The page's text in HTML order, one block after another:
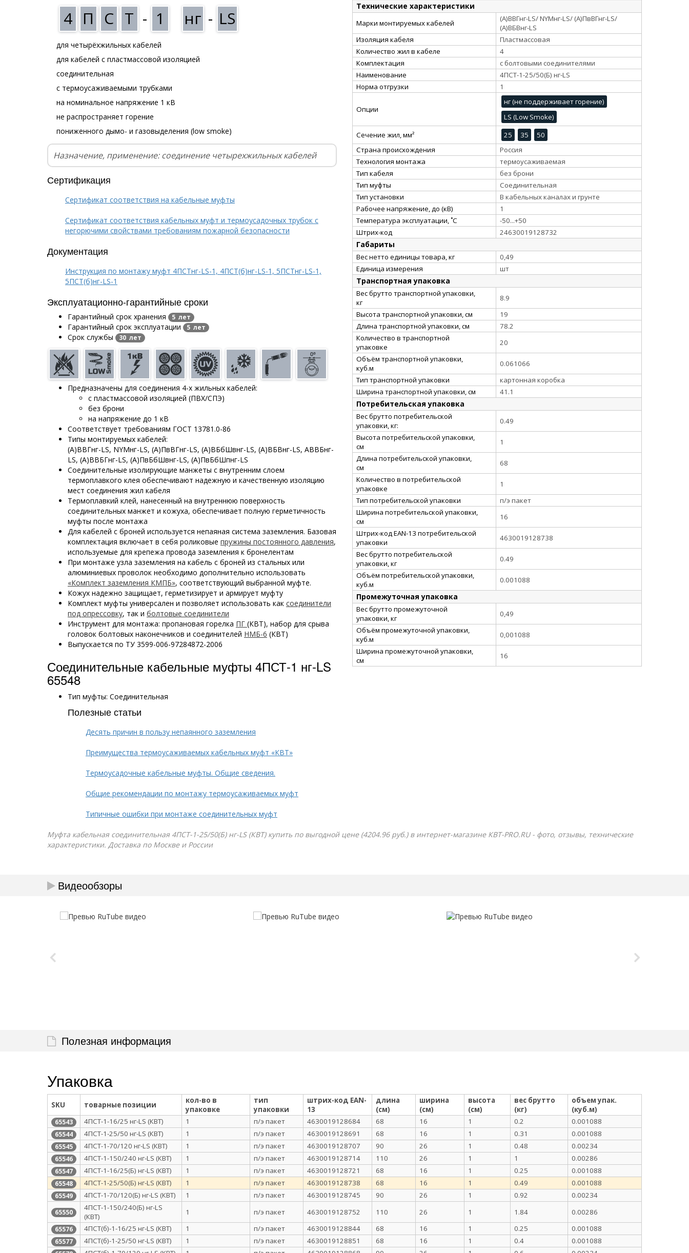
4 П С Т - 1 нг - LS
для четырёхжильных кабелей
для кабелей с пластмассовой изоляцией
соединительная
с термоусаживаемыми трубками
на номинальное напряжение 1 кВ
не распространяет горение
пониженного дымо- и газовыделения (low smoke)
Назначение, применение: соединение четырехжильных кабелей
Сертификация
Сертификат соответствия на кабельные муфты
Сертификат соответствия кабельных муфт и термоусадочных трубок с
негорючими свойствами требованиям пожарной безопасности
Документация
Инструкция по монтажу муфт 4ПСТнг-LS-1, 4ПСТ(б)нг-LS-1, 5ПСТнг-LS-1,
5ПСТ(б)нг-LS-1
Эксплуатационно-гарантийные сроки
Гарантийный срок хранения 5 лет
Гарантийный срок эксплуатации 5 лет
Срок службы 30 лет
Предназначены для соединения 4-х жильных кабелей:
с пластмассовой изоляцией (ПВХ/СПЭ)
без брони
на напряжение до 1 кВ
Соответствует требованиям ГОСТ 13781.0-86
Типы монтируемых кабелей:
(А)ВВГнг-LS, NYMнг-LS, (А)ПвВГнг-LS, (А)ВБбШвнг-LS, (А)ВБВнг-LS, АВВБнг-
LS, (А)ВВБГнг-LS, (А)ПвБбШвнг-LS, (А)ПвБбШпнг-LS
Соединительные изолирующие манжеты с внутренним слоем
термоплавкого клея обеспечивают надежную и качественную изоляцию
мест соединения жил кабеля
Термоплавкий клей, нанесенный на внутреннюю поверхность
соединительных манжет и кожуха, обеспечивает полную герметичность
муфты после монтажа
Для кабелей с броней используется непаяная система заземления. Базовая
комплектация включает в себя роликовые пружины постоянного давления,
используемые для крепежа провода заземления к бронелентам
При монтаже узла заземления на кабель с броней из стальных или
алюминиевых проволок необходимо дополнительно использовать
«Комплект заземления КМПБ», соответствующий выбранной муфте.
Кожух надежно защищает, герметизирует и армирует муфту
Комплект муфты универсален и позволяет использовать как соединители
под опрессовку, так и болтовые соединители
Инструмент для монтажа: пропановая горелка ПГ (КВТ), набор для срыва
головок болтовых наконечников и соединителей НМБ-6 (КВТ)
Выпускается по ТУ 3599-006-97284872-2006
Соединительные кабельные муфты 4ПСТ-1 нг-LS
65548
Тип муфты: Соединительная
Полезные статьи
Десять причин в пользу непаянного заземления
Преимущества термоусаживаемых кабельных муфт «КВТ»
Термоусадочные кабельные муфты. Общие сведения.
Общие рекомендации по монтажу термоусаживаемых муфт
Типичные ошибки при монтаже соединительных муфт
Технические характеристики
Марки монтируемых кабелей
(А)ВВГнг-LS/ NYMнг-LS/ (А)ПвВГнг-LS/
(А)ВБВнг-LS
Изоляция кабеля
Пластмассовая
Количество жил в кабеле
4
Комплектация
с болтовыми соединителями
Наименование
4ПСТ-1-25/50(Б) нг-LS
Норма отгрузки
1
Опции
нг (не поддерживает горение)
LS (Low Smoke)
Сечение жил, мм²
25 35
50
Страна происхождения
Россия
Технология монтажа
термоусаживаемая
Тип кабеля
без брони
Тип муфты
Соединительная
Тип установки
В кабельных каналах и грунте
Рабочее напряжение, до (кВ)
1
Температура эксплуатации, ˚С
-50...+50
Штрих-код
24630019128732
Габариты
Вес нетто единицы товара, кг
0,49
Единица измерения
шт
Транспортная упаковка
Вес брутто транспортной упаковки,
кг
8.9
Высота транспортной упаковки, см
19
Длина транспортной упаковки, см
78.2
Количество в транспортной
упаковке
20
Объём транспортной упаковки,
куб.м
0.061066
Тип транспортной упаковки
картонная коробка
Ширина транспортной упаковки, см
41.1
Потребительская упаковка
Вес брутто потребительской
упаковки, кг:
0.49
Высота потребительской упаковки,
см
1
Длина потребительской упаковки,
см
68
Количество в потребительской
упаковке
1
Тип потребительской упаковки
п/э пакет
Ширина потребительской упаковки,
см
16
Штрих-код EAN-13 потребительской
упаковки
4630019128738
Вес брутто потребительской
упаковки, кг
0.49
Объём потребительской упаковки,
куб.м
0.001088
Промежуточная упаковка
Вес брутто промежуточной
упаковки, кг
0,49
Объём промежуточной упаковки,
куб.м
0,001088
Ширина промежуточной упаковки,
см
16
Муфта кабельная соединительная 4ПСТ-1-25/50(Б) нг-LS (КВТ) купить по выгодной цене (4204.96 руб.) в интернет-магазине КВТ-PRO.RU - фото, отзывы, технические
характеристики. Доставка по Москве и России
Видеообзоры
Полезная информация
Упаковка
SKU товарные позиции
кол-во в
упаковке
тип
упаковки
штрих-код EAN-
13
длина
(см)
ширина
(см)
высота
(см)
вес брутто
(кг)
объем упак.
(куб.м)
65543 4ПСТ-1-16/25 нг-LS (КВТ) 1 п/э пакет 4630019128684 68 16 1 0.2 0.001088
65544 4ПСТ-1-25/50 нг-LS (КВТ) 1 п/э пакет 4630019128691 68 16 1 0.31 0.001088
65545 4ПСТ-1-70/120 нг-LS (КВТ) 1 п/э пакет 4630019128707 90 26 1 0.48 0.00234
65546 4ПСТ-1-150/240 нг-LS (КВТ) 1 п/э пакет 4630019128714 110 26 1 1 0.00286
65547 4ПСТ-1-16/25(Б) нг-LS (КВТ) 1 п/э пакет 4630019128721 68 16 1 0.25 0.001088
65548 4ПСТ-1-25/50(Б) нг-LS (КВТ) 1 п/э пакет 4630019128738 68 16 1 0.49 0.001088
65549 4ПСТ-1-70/120(Б) нг-LS (КВТ) 1 п/э пакет 4630019128745 90 26 1 0.92 0.00234
65550
4ПСТ-1-150/240(Б) нг-LS
(КВТ)
1 п/э пакет 4630019128752 110 26 1 1.84 0.00286
65576 4ПСТ(б)-1-16/25 нг-LS (КВТ) 1 п/э пакет 4630019128844 68 16 1 0.25 0.001088
65577 4ПСТ(б)-1-25/50 нг-LS (КВТ) 1 п/э пакет 4630019128851 68 16 1 0.4 0.001088